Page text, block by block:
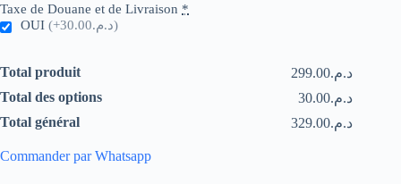
Taxe de Douane et de Livraison *
OUI
(+د.م.30.00)
Total produit
د.م.299.00
Total des options
د.م.30.00
Total général
د.م.329.00
Commander par Whatsapp